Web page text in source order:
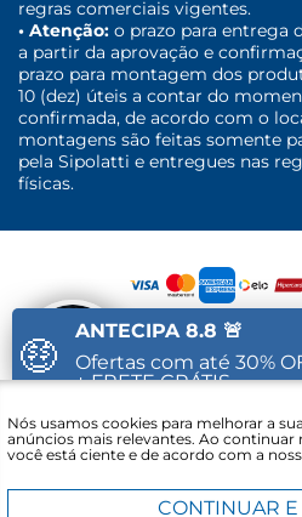
regras comerciais vigentes.
• Atenção: o prazo para entrega
a partir da aprovação e
prazo para montagem dos
10 (dez) úteis a contar do
confirmada, de acordo com o
montagens são feitas somente
pela Sipolatti e entregues nas
físicas.
Comércio e Serviços LTDA
Viana/ES. CEP: 29135-008
Nós usamos cookies para melhorar a
anúncios mais relevantes. Ao
você está ciente e de acordo com a
CONTINUAR
Fale com um
especialista
🤑
ANTECIPA 8.8 🚨
Ofertas com até 30%
+ FRETE GRÁTIS
Vai acabar em: